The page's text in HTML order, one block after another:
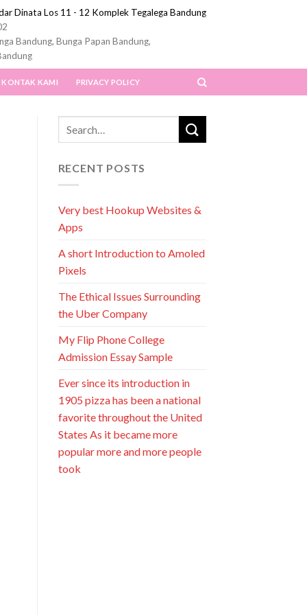
Dinata Los 11 - 12 Komplek Tegalega Bandung
Bandung, Bunga Papan Bandung,
KONTAK KAMI PRIVACY POLICY
RECENT POSTS
Very best Hookup Websites &
Apps
A short Introduction to Amoled
Pixels
The Ethical Issues Surrounding
the Uber Company
My Flip Phone College
Admission Essay Sample
Ever since its introduction in
1905 pizza has been a national
favorite throughout the United
States As it became more
popular more and more people
took